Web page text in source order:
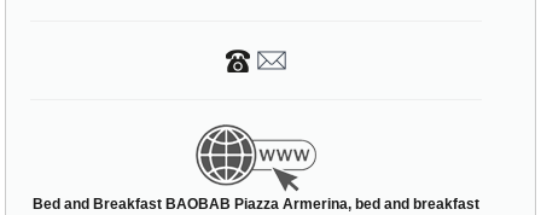
Bed and Breakfast BAOBAB Piazza Armerina, bed and breakfast